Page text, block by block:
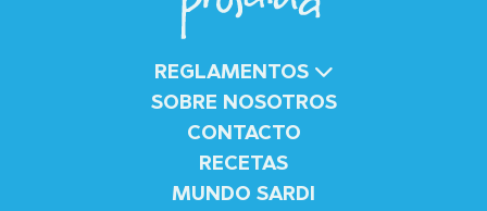
REGLAMENTOS
SOBRE NOSOTROS
CONTACTO
RECETAS
MUNDO SARDI